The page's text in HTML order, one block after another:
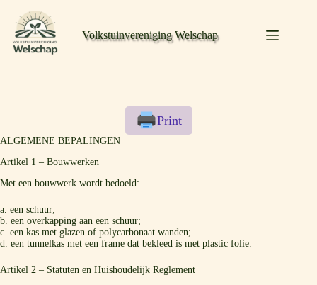
Volkstuinvereniging Welschap
Print
ALGEMENE BEPALINGEN
Artikel 1 – Bouwwerken
Met een bouwwerk wordt bedoeld:
a. een schuur;
b. een overkapping aan een schuur;
c. een kas met glazen of polycarbonaat wanden;
d. een tunnelkas met een frame dat bekleed is met plastic folie.
Artikel 2 – Statuten en Huishoudelijk Reglement